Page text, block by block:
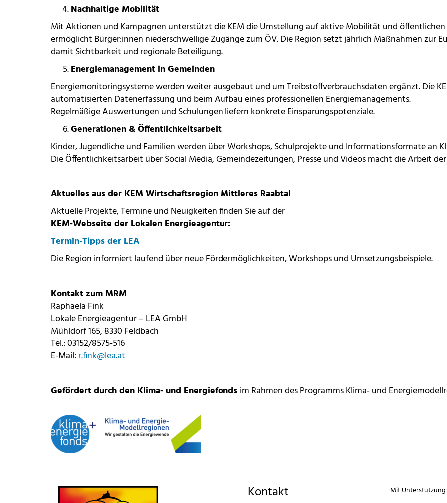
Nachhaltige Mobilität
Mit Aktionen und Kampagnen unterstützt die KEM die Umstellung auf aktive Mobilität und
ermöglicht Bürger:innen niederschwellige Zugänge zum ÖV. Die Region setzt jährlich Maßnahmen zur
damit Sichtbarkeit und regionale Beteiligung.
Energiemanagement in Gemeinden
Energiemonitoringsysteme werden weiter ausgebaut und um Treibstoffverbrauchsdaten ergänzt. Die
automatisierten Datenerfassung und beim Aufbau eines professionellen Energiemanagements.
Regelmäßige Auswertungen und Schulungen liefern konkrete Einsparungspotenziale.
Generationen & Öffentlichkeitsarbeit
Kinder, Jugendliche und Familien werden über Workshops, Schulprojekte und Informationsformate an
Die Öffentlichkeitsarbeit über Social Media, Gemeindezeitungen, Presse und Videos macht die Arbeit
Aktuelles aus der KEM Wirtschaftsregion Mittleres Raabtal
Aktuelle Projekte, Termine und Neuigkeiten finden Sie auf der
KEM‑Webseite der Lokalen Energieagentur:
Termin-Tipps der LEA
Die Region informiert laufend über neue Fördermöglichkeiten, Workshops und Umsetzungsbeispiele.
Kontakt zum MRM
Raphaela Fink
Lokale Energieagentur – LEA GmbH
Mühldorf 165, 8330 Feldbach
Tel.: 03152/8575-516
E-Mail: r.fink@lea.at
Gefördert durch den Klima‑ und Energiefonds im Rahmen des Programms Klima‑ und
Kontakt Mit